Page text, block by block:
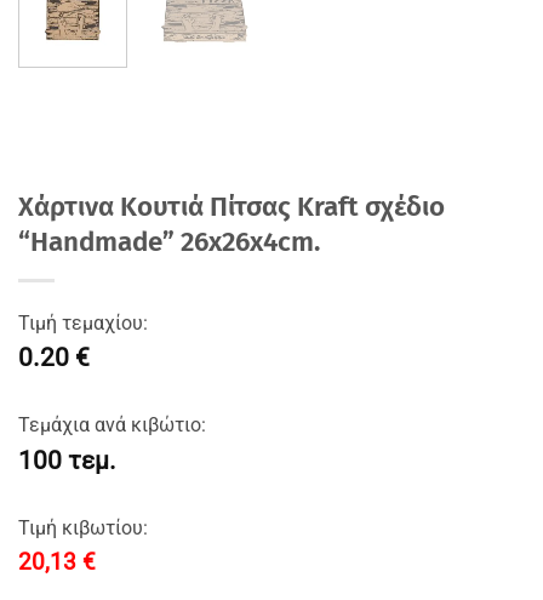
Χάρτινα Κουτιά Πίτσας Kraft σχέδιο
“Handmade” 26x26x4cm.
Τιμή τεμαχίου:
0.20 €
Τεμάχια ανά κιβώτιο:
100 τεμ.
Τιμή κιβωτίου:
20,13 €